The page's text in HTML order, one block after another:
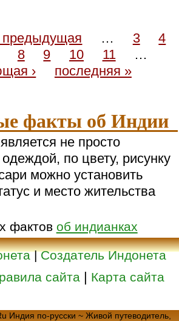
предыдущая … 3
4
8 9 10 11
…
›
последняя »
факты об Индии
не просто
по цвету, рисунку
можно установить
и место жительства
фактов об индианках
|Создатель Индонета
сайта
Карта сайта
Индия по-русски ~ Живой путеводитель,